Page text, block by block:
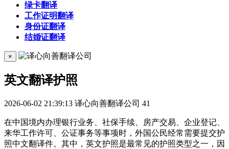
绿卡翻译
工作证明翻译
身份证翻译
结婚证翻译
×
英文翻译护照
2026-06-02 21:39:13 译心向善翻译公司 41
在中国境内办理银行业务、社保手续、房产交易、企业登记、
来华工作许可、公证事务等事项时，外国公民经常需要提交护
照中文翻译件。其中，英文护照是最常见的护照类型之一，因